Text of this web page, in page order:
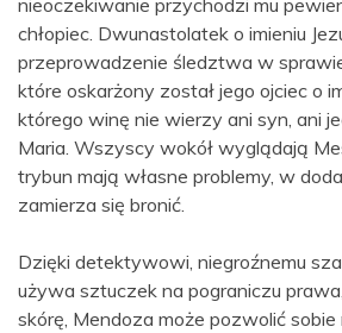
nieoczekiwanie przychodzi mu
chłopiec. Dwunastolatek o imieniu
przeprowadzenie śledztwa w
które oskarżony został jego ojciec o
którego winę nie wierzy ani syn, ani
Maria. Wszyscy wokół wyglądają
trybun mają własne problemy, w
zamierza się bronić.
Dzięki detektywowi, niegroźnemu
używa sztuczek na pograniczu
skórę, Mendoza może pozwolić